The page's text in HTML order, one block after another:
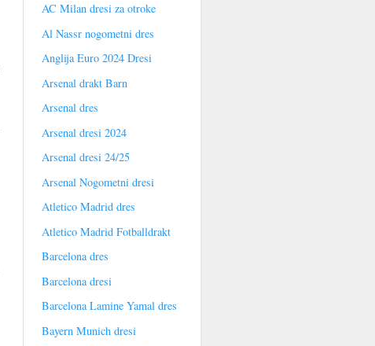
AC Milan dresi za otroke
Al Nassr nogometni dres
Anglija Euro 2024 Dresi
Arsenal drakt Barn
Arsenal dres
Arsenal dresi 2024
Arsenal dresi 24/25
Arsenal Nogometni dresi
Atletico Madrid dres
Atletico Madrid Fotballdrakt
Barcelona dres
Barcelona dresi
Barcelona Lamine Yamal dres
Bayern Munich dresi